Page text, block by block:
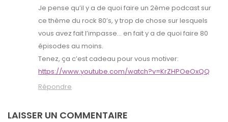
Je pense qu’il y a de quoi faire un 2ème podcast sur
ce thème du rock 80’s, y trop de chose sur lesquels
vous avez fait l’impasse… en fait y a de quoi faire 80
épisodes au moins.
Tenez, ça c’est cadeau pour vous motiver:
https://www.youtube.com/watch?v=KrZHPOeOxQQ
Répondre
LAISSER UN COMMENTAIRE